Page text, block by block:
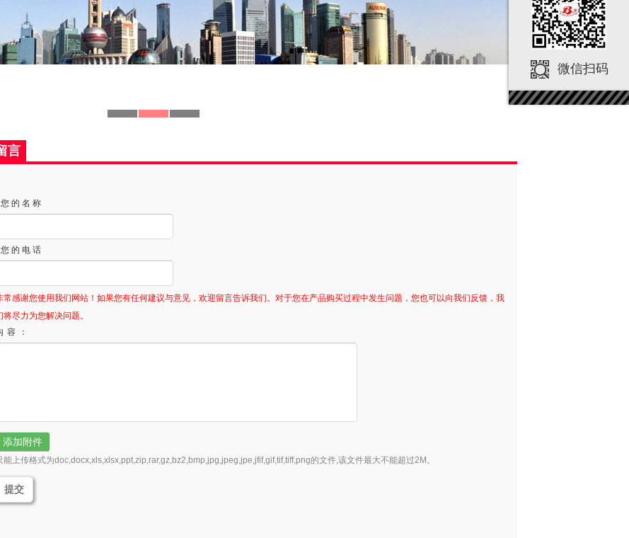
微信扫码
1 2 3
言
您的名称
您的电话
常感谢您使用我们网站！如果您有任何建议与意见，欢迎留言告诉我们。对于您在产品购买过程中发生问题，您也可以向我们反馈，我
将尽力为您解决问题。
容：
添加附件
能上传格式为doc,docx,xls,xlsx,ppt,zip,rar,gz,bz2,bmp,jpg,jpeg,jpe,jfif,gif,tif,tiff,png的文件,该文件最大不能超过2M。